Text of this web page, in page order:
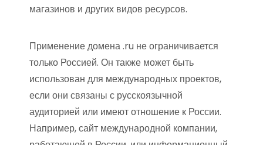
магазинов и других видов ресурсов.
Применение домена .ru не ограничивается
только Россией. Он также может быть
использован для международных проектов,
если они связаны с русскоязычной
аудиторией или имеют отношение к России.
Например, сайт международной компании,